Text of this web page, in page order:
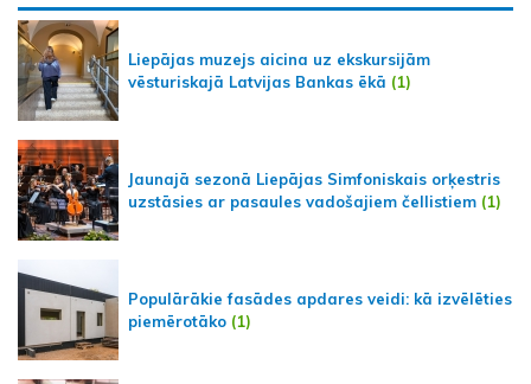
Liepājas muzejs aicina uz ekskursijām
vēsturiskajā Latvijas Bankas ēkā (1)
Jaunajā sezonā Liepājas Simfoniskais orķestris
uzstāsies ar pasaules vadošajiem čellistiem (1)
Populārākie fasādes apdares veidi: kā izvēlēties
piemērotāko (1)